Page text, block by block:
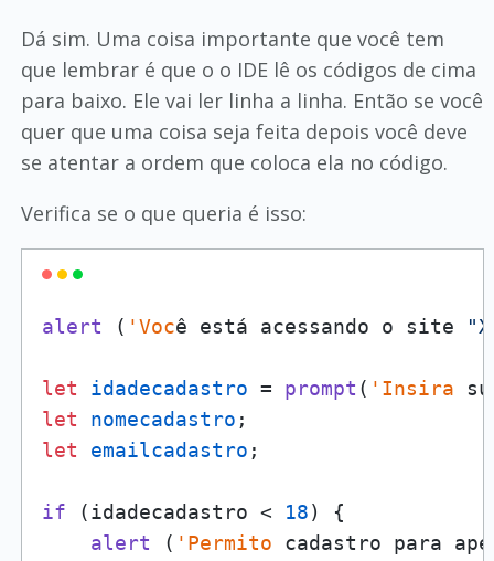
Dá sim. Uma coisa importante que você tem
que lembrar é que o o IDE lê os códigos de cima
para baixo. Ele vai ler linha a linha. Então se você
quer que uma coisa seja feita depois você deve
se atentar a ordem que coloca ela no código.
Verifica se o que queria é isso:
alert ( 'Você está acessando o site
let idadecadastro = prompt ( 'Insira
let
nomecadastro
let
emailcadastro ;
if (idadecadastro < 18) {
alert ( 'Permito cadastro para